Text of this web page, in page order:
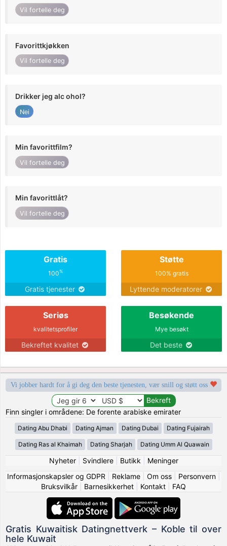
Vil fortelle deg
Favorittkjøkken
Vil fortelle deg
Drikker jeg alc ohol?
Nei
Min favorittfilm?
Vil fortelle deg
Min favorittlåt?
Vil fortelle deg
Gratis
100%
Gratis tjenester
Støtte
100% gratis
Lyttende moderatorer
Seriøs
kvalitetsprofiler
Bekreftet kvalitet
Besøkende
Mye besøkt
Det beste
Vi jobber hardt for å gi deg den beste tjenesten, vær snill og støtt oss
Finn singler i områdene: De forente arabiske emirater
Dating Abu Dhabi Dating Ajman Dating Dubai Dating Fujairah
Dating Ras al Khaimah Dating Sharjah Dating Umm Al Quawain
Nyheter| Svindlere| Butikk
Meninger
Informasjonskapsler og GDPR
Reklame| Om oss| Personvern|
Bruksvilkår
Barnesikkerhet Kontakt FAQ
Gratis Kuwaitisk Datingnettverk – Koble til over
hele Kuwait